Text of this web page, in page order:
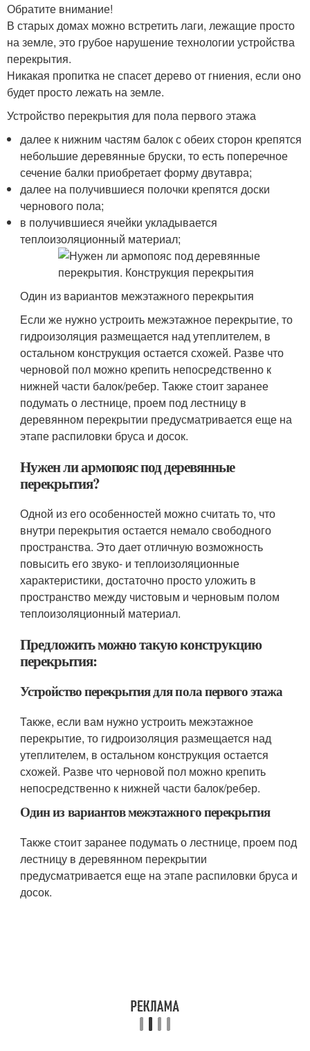
Обратите внимание!
В старых домах можно встретить лаги, лежащие просто
на земле, это грубое нарушение технологии устройства
перекрытия.
Никакая пропитка не спасет дерево от гниения, если оно
будет просто лежать на земле.
Устройство перекрытия для пола первого этажа
далее к нижним частям балок с обеих сторон крепятся
небольшие деревянные бруски, то есть поперечное
сечение балки приобретает форму двутавра;
далее на получившиеся полочки крепятся доски
чернового пола;
в получившиеся ячейки укладывается
теплоизоляционный материал;
Один из вариантов межэтажного перекрытия
Если же нужно устроить межэтажное перекрытие, то
гидроизоляция размещается над утеплителем, в
остальном конструкция остается схожей. Разве что
черновой пол можно крепить непосредственно к
нижней части балок/ребер. Также стоит заранее
подумать о лестнице, проем под лестницу в
деревянном перекрытии предусматривается еще на
этапе распиловки бруса и досок.
Нужен ли армопояс под деревянные
перекрытия?
Одной из его особенностей можно считать то, что
внутри перекрытия остается немало свободного
пространства. Это дает отличную возможность
повысить его звуко- и теплоизоляционные
характеристики, достаточно просто уложить в
пространство между чистовым и черновым полом
теплоизоляционный материал.
Предложить можно такую конструкцию
перекрытия:
Устройство перекрытия для пола первого этажа
Также, если вам нужно устроить межэтажное
перекрытие, то гидроизоляция размещается над
утеплителем, в остальном конструкция остается
схожей. Разве что черновой пол можно крепить
непосредственно к нижней части балок/ребер.
Один из вариантов межэтажного перекрытия
Также стоит заранее подумать о лестнице, проем под
лестницу в деревянном перекрытии
предусматривается еще на этапе распиловки бруса и
досок.